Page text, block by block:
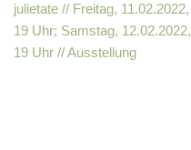
julietate // Freitag, 11.02.2022,
19 Uhr; Samstag, 12.02.2022,
19 Uhr // Ausstellung